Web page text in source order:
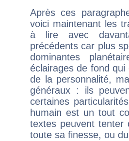
Après ces
voici maintenant les
à lire avec
précédents car plus
dominantes
éclairages de fond
de la personnalité,
généraux : ils
certaines
humain est un tout
textes peuvent tenter
toute sa finesse, ou